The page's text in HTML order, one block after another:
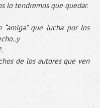
lo tendremos que quedar.
“amiga” que lucha por los
de los autores que ven